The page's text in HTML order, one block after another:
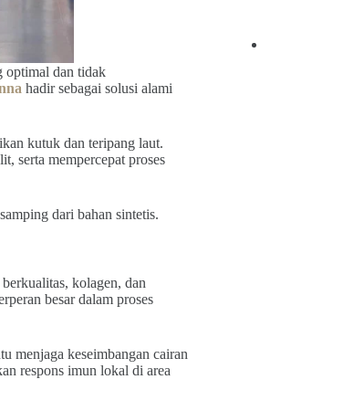
optimal dan tidak
hadir sebagai solusi alami
kutuk dan teripang laut.
serta mempercepat proses
dari bahan sintetis.
kolagen, dan
besar dalam proses
menjaga keseimbangan cairan
respons imun lokal di area